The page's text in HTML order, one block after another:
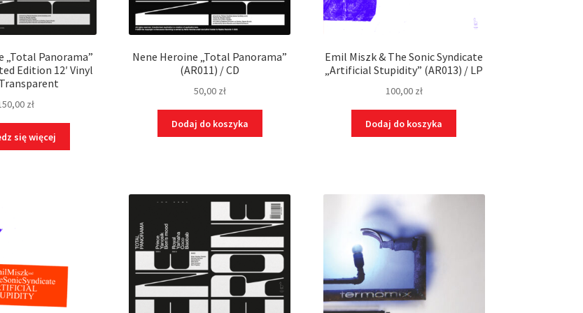
„Total Panorama”
Edition 12′ Vinyl
zł
się więcej
Nene Heroine „Total Panorama”
(AR011) / CD
50,00 zł
Dodaj do koszyka
Emil Miszk & The Sonic Syndicate
„Artificial Stupidity” (AR013) / LP
100,00 zł
Dodaj do koszyka